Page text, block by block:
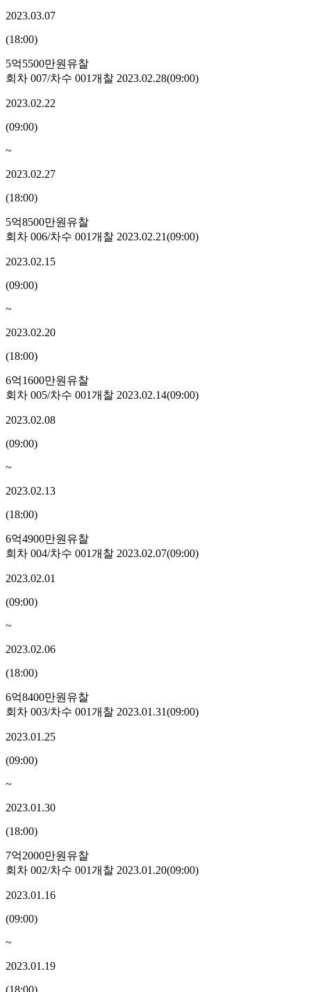
2023.03.07
(18:00)
5억5500만원 유찰
회차 007/차수 001개찰 2023.02.28(09:00)
2023.02.22
(09:00)
~
2023.02.27
(18:00)
5억8500만원 유찰
회차 006/차수 001개찰 2023.02.21(09:00)
2023.02.15
(09:00)
~
2023.02.20
(18:00)
6억1600만원 유찰
회차 005/차수 001개찰 2023.02.14(09:00)
2023.02.08
(09:00)
~
2023.02.13
(18:00)
6억4900만원 유찰
회차 004/차수 001개찰 2023.02.07(09:00)
2023.02.01
(09:00)
~
2023.02.06
(18:00)
6억8400만원 유찰
회차 003/차수 001개찰 2023.01.31(09:00)
2023.01.25
(09:00)
~
2023.01.30
(18:00)
7억2000만원 유찰
회차 002/차수 001개찰 2023.01.20(09:00)
2023.01.16
(09:00)
~
2023.01.19
(18:00)